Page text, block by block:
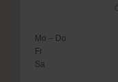
Mo – Do
Fr
Sa